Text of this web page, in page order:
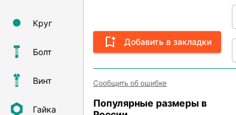
Круг
Болт
Винт
Гайка
Добавить в закладки
Сообщить об ошибке
Популярные размеры в